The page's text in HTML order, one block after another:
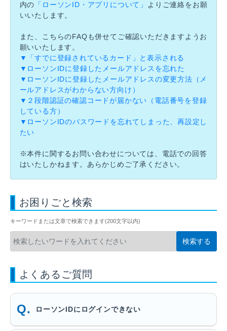
内の 「ローソンID・アプリについて」
よりご連絡をお願
いいたします。
また、こちらのFAQも併せてご確認いただきますようお
願いいたします。
▼「すでに登録されているカード」と表示される
▼ローソンIDに登録したメールアドレスを忘れた
▼ローソンIDに登録したメールアドレスの変更方法（メ
ールアドレスがわからない方向け）
▼２段階認証の確認コードが届かない（電話番号を登録
している方）
▼ローソンIDのパスワードを忘れてしまった、再設定し
たい
※本件に関するお問い合わせについては、電話での回答
はいたしかねます。あらかじめご了承ください。
お困りごと検索
キーワードまたは文章で検索できます(200文字以内)
よくあるご質問
ローソンIDにログインできない